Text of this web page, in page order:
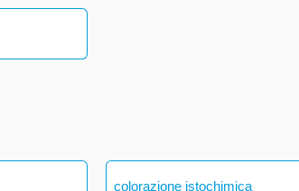
colorazione istochimica